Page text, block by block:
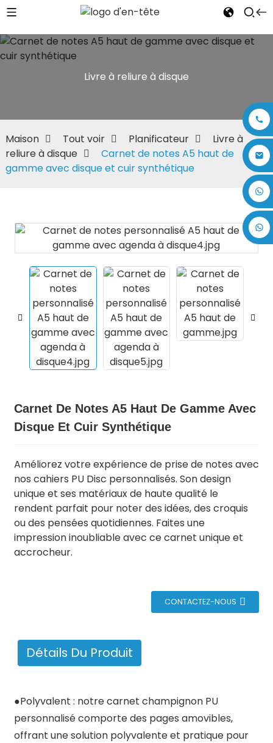
Livre à reliure à disque
Maison Tout voir Planificateur
Livre à
reliure à disque
Carnet de notes A5 haut de
gamme avec disque et cuir synthétique
Carnet De Notes A5 Haut De Gamme Avec
Disque Et Cuir Synthétique
Améliorez votre expérience de prise de notes avec
nos cahiers PU Disc personnalisés. Son design
unique et ses matériaux de haute qualité le
rendent parfait pour noter des idées, des croquis
ou des pensées quotidiennes. Faites une
impression inoubliable avec ce carnet unique et
accrocheur.
CONTACTEZ-NOUS
Détails Du Produit
●Polyvalent : notre carnet champignon PU
personnalisé comporte des pages amovibles,
offrant une solution polyvalente et pratique pour